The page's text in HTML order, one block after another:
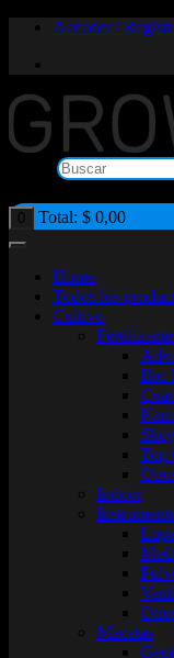
Saltar
contenido
Acceder /
0 Total: $ 0,00
Home
Todos los
Cultivo
Bio
Top
Indoor
Macetas